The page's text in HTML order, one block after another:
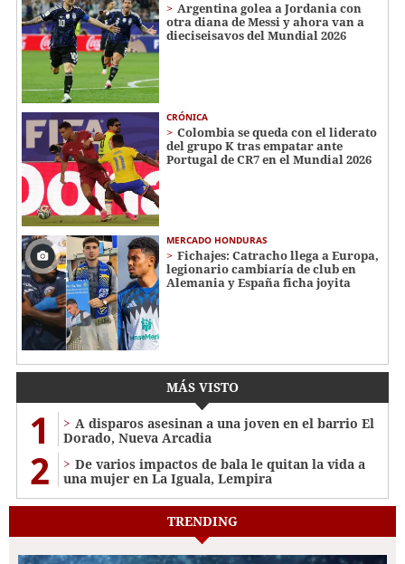
Argentina golea a Jordania con
otra diana de Messi y ahora van a
dieciseisavos del Mundial 2026
CRÓNICA
Colombia se queda con el liderato
del grupo K tras empatar ante
Portugal de CR7 en el Mundial 2026
MERCADO HONDURAS
Fichajes: Catracho llega a Europa,
legionario cambiaría de club en
Alemania y España ficha joyita
MÁS VISTO
1
A disparos asesinan a una joven en el barrio El
Dorado, Nueva Arcadia
2
De varios impactos de bala le quitan la vida a
una mujer en La Iguala, Lempira
TRENDING